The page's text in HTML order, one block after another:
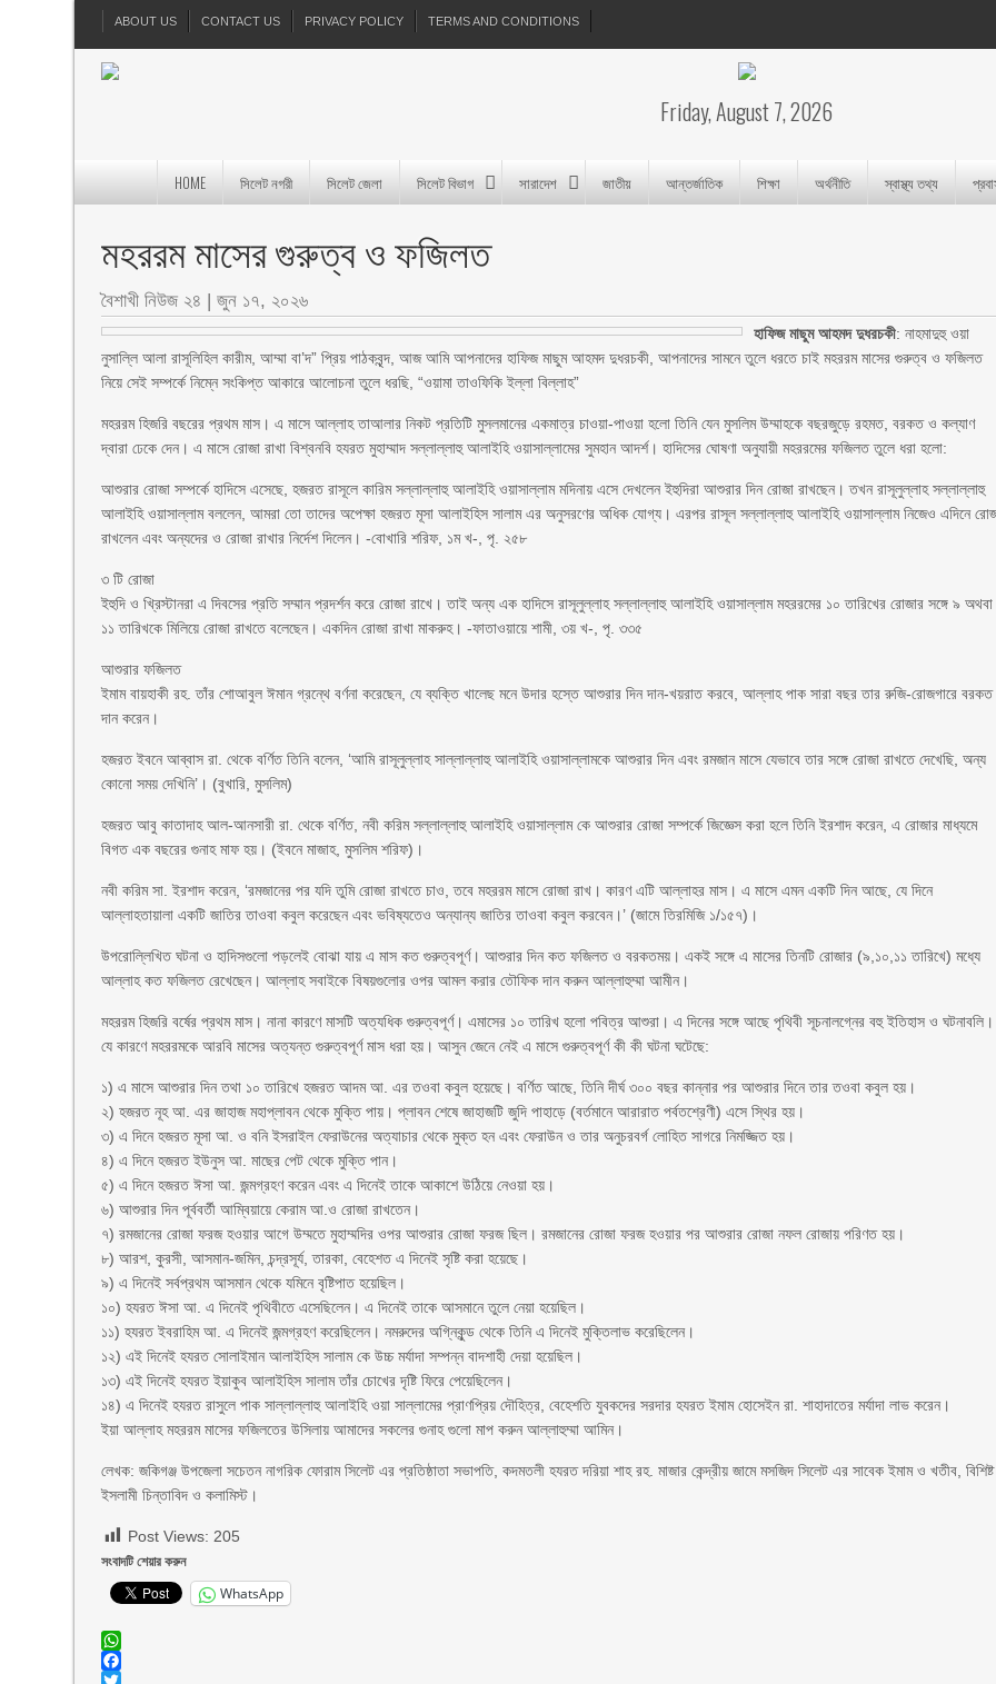
ABOUT US CONTACT US PRIVACY POLICY TERMS AND CONDITIONS
Friday, August 7, 2026
HOME সিলেট নগরী সিলেট জেলা সিলেট বিভাগ সারাদেশ জাতীয় আন্তর্জাতিক শিক্ষা অর্থনীতি স্বাস্থ্য তথ্য
মহররম মাসের গুরুত্ব ও ফজিলত
বৈশাখী নিউজ ২৪ |জুন ১৭, ২০২৬
হাফিজ মাছুম আহমদ দুধরচকী: নাহমাদুহু ওয়া
নুসাল্লি আলা রাসূলিহিল কারীম, আম্মা বা’দ” প্রিয় পাঠকবৃন্দ, আজ আমি আপনাদের হাফিজ মাছুম আহমদ দুধরচকী, আপনাদের সামনে তুলে ধরতে চাই মহররম মাসের গুরুত্ব ও ফজিলত
নিয়ে সেই সম্পর্কে নিম্নে সংকিপ্ত আকারে আলোচনা তুলে ধরছি, “ওয়ামা তাওফিকি ইল্লা বিল্লাহ”
মহররম হিজরি বছরের প্রথম মাস। এ মাসে আল্লাহ তাআলার নিকট প্রতিটি মুসলমানের একমাত্র চাওয়া-পাওয়া হলো তিনি যেন মুসলিম উম্মাহকে বছরজুড়ে রহমত, বরকত ও কল্যাণ
দ্বারা ঢেকে দেন। এ মাসে রোজা রাখা বিশ্বনবি হযরত মুহাম্মাদ সল্লাল্লাহু আলাইহি ওয়াসাল্লামের সুমহান আদর্শ। হাদিসের ঘোষণা অনুযায়ী মহররমের ফজিলত তুলে ধরা হলো:
আশুরার রোজা সম্পর্কে হাদিসে এসেছে, হজরত রাসূলে কারিম সল্লাল্লাহু আলাইহি ওয়াসাল্লাম মদিনায় এসে দেখলেন ইহুদিরা আশুরার দিন রোজা রাখছেন। তখন রাসূলুল্লাহ সল্লাল্লাহু
আলাইহি ওয়াসাল্লাম বললেন, আমরা তো তাদের অপেক্ষা হজরত মূসা আলাইহিস সালাম এর অনুসরণের অধিক যোগ্য। এরপর রাসূল সল্লাল্লাহু আলাইহি ওয়াসাল্লাম নিজেও এদিনে
রাখলেন এবং অন্যদের ও রোজা রাখার নির্দেশ দিলেন। -বোখারি শরিফ, ১ম খ-, পৃ. ২৫৮
৩ টি রোজা
ইহুদি ও খ্রিস্টানরা এ দিবসের প্রতি সম্মান প্রদর্শন করে রোজা রাখে। তাই অন্য এক হাদিসে রাসূলুল্লাহ সল্লাল্লাহু আলাইহি ওয়াসাল্লাম মহররমের ১০ তারিখের রোজার সঙ্গে ৯ অথবা
১১ তারিখকে মিলিয়ে রোজা রাখতে বলেছেন। একদিন রোজা রাখা মাকরুহ। -ফাতাওয়ায়ে শামী, ৩য় খ-, পৃ. ৩৩৫
আশুরার ফজিলত
ইমাম বায়হাকী রহ. তাঁর শোআবুল ঈমান গ্রন্থে বর্ণনা করেছেন, যে ব্যক্তি খালেছ মনে উদার হস্তে আশুরার দিন দান-খয়রাত করবে, আল্লাহ পাক সারা বছর তার রুজি-রোজগারে বরকত
দান করেন।
হজরত ইবনে আব্বাস রা. থেকে বর্ণিত তিনি বলেন, ‘আমি রাসূলুল্লাহ সাল্লাল্লাহু আলাইহি ওয়াসাল্লামকে আশুরার দিন এবং রমজান মাসে যেভাবে তার সঙ্গে রোজা রাখতে দেখেছি, অন্য
কোনো সময় দেখিনি’। (বুখারি, মুসলিম)
হজরত আবু কাতাদাহ আল-আনসারী রা. থেকে বর্ণিত, নবী করিম সল্লাল্লাহু আলাইহি ওয়াসাল্লাম কে আশুরার রোজা সম্পর্কে জিজ্ঞেস করা হলে তিনি ইরশাদ করেন, এ রোজার মাধ্যমে
বিগত এক বছরের গুনাহ মাফ হয়। (ইবনে মাজাহ, মুসলিম শরিফ)।
নবী করিম সা. ইরশাদ করেন, ‘রমজানের পর যদি তুমি রোজা রাখতে চাও, তবে মহররম মাসে রোজা রাখ। কারণ এটি আল্লাহর মাস। এ মাসে এমন একটি দিন আছে, যে দিনে
আল্লাহতায়ালা একটি জাতির তাওবা কবুল করেছেন এবং ভবিষ্যতেও অন্যান্য জাতির তাওবা কবুল করবেন।’ (জামে তিরমিজি ১/১৫৭)।
উপরোল্লিখিত ঘটনা ও হাদিসগুলো পড়লেই বোঝা যায় এ মাস কত গুরুত্বপূর্ণ। আশুরার দিন কত ফজিলত ও বরকতময়। একই সঙ্গে এ মাসের তিনটি রোজার (৯,১০,১১ তারিখে) মধ্যে
আল্লাহ কত ফজিলত রেখেছেন। আল্লাহ সবাইকে বিষয়গুলোর ওপর আমল করার তৌফিক দান করুন আল্লাহুম্মা আমীন।
মহররম হিজরি বর্ষের প্রথম মাস। নানা কারণে মাসটি অত্যধিক গুরুত্বপূর্ণ। এমাসের ১০ তারিখ হলো পবিত্র আশুরা। এ দিনের সঙ্গে আছে পৃথিবী সূচনালগ্নের বহু ইতিহাস ও ঘটনাবলি।
যে কারণে মহররমকে আরবি মাসের অত্যন্ত গুরুত্বপূর্ণ মাস ধরা হয়। আসুন জেনে নেই এ মাসে গুরুত্বপূর্ণ কী কী ঘটনা ঘটেছে:
১) এ মাসে আশুরার দিন তথা ১০ তারিখে হজরত আদম আ. এর তওবা কবুল হয়েছে। বর্ণিত আছে, তিনি দীর্ঘ ৩০০ বছর কান্নার পর আশুরার দিনে তার তওবা কবুল হয়।
২) হজরত নূহ আ. এর জাহাজ মহাপ্লাবন থেকে মুক্তি পায়। প্লাবন শেষে জাহাজটি জুদি পাহাড়ে (বর্তমানে আরারাত পর্বতশ্রেণী) এসে স্থির হয়।
৩) এ দিনে হজরত মূসা আ. ও বনি ইসরাইল ফেরাউনের অত্যাচার থেকে মুক্ত হন এবং ফেরাউন ও তার অনুচরবর্গ লোহিত সাগরে নিমজ্জিত হয়।
৪) এ দিনে হজরত ইউনুস আ. মাছের পেট থেকে মুক্তি পান।
৫) এ দিনে হজরত ঈসা আ. জন্মগ্রহণ করেন এবং এ দিনেই তাকে আকাশে উঠিয়ে নেওয়া হয়।
৬) আশুরার দিন পূর্ববর্তী আম্বিয়ায়ে কেরাম আ.ও রোজা রাখতেন।
৭) রমজানের রোজা ফরজ হওয়ার আগে উম্মতে মুহাম্মদির ওপর আশুরার রোজা ফরজ ছিল। রমজানের রোজা ফরজ হওয়ার পর আশুরার রোজা নফল রোজায় পরিণত হয়।
৮) আরশ, কুরসী, আসমান-জমিন, চন্দ্রসূর্য, তারকা, বেহেশত এ দিনেই সৃষ্টি করা হয়েছে।
৯) এ দিনেই সর্বপ্রথম আসমান থেকে যমিনে বৃষ্টিপাত হয়েছিল।
১০) হযরত ঈসা আ. এ দিনেই পৃথিবীতে এসেছিলেন। এ দিনেই তাকে আসমানে তুলে নেয়া হয়েছিল।
১১) হযরত ইবরাহিম আ. এ দিনেই জন্মগ্রহণ করেছিলেন। নমরুদের অগ্নিকুন্ড থেকে তিনি এ দিনেই মুক্তিলাভ করেছিলেন।
১২) এই দিনেই হযরত সোলাইমান আলাইহিস সালাম কে উচ্চ মর্যাদা সম্পন্ন বাদশাহী দেয়া হয়েছিল।
১৩) এই দিনেই হযরত ইয়াকুব আলাইহিস সালাম তাঁর চোখের দৃষ্টি ফিরে পেয়েছিলেন।
১৪) এ দিনেই হযরত রাসুলে পাক সাল্লাল্লাহু আলাইহি ওয়া সাল্লামের প্রাণপ্রিয় দৌহিত্র, বেহেশতি যুবকদের সরদার হযরত ইমাম হোসেইন রা. শাহাদাতের মর্যাদা লাভ করেন।
ইয়া আল্লাহ মহররম মাসের ফজিলতের উসিলায় আমাদের সকলের গুনাহ গুলো মাপ করুন আল্লাহুম্মা আমিন।
লেখক: জকিগঞ্জ উপজেলা সচেতন নাগরিক ফোরাম সিলেট এর প্রতিষ্ঠাতা সভাপতি, কদমতলী হযরত দরিয়া শাহ রহ. মাজার কেন্দ্রীয় জামে মসজিদ সিলেট এর সাবেক ইমাম ও খতীব, বিশিষ্ট
ইসলামী চিন্তাবিদ ও কলামিস্ট।
Post Views: 205
সংবাদটি শেয়ার করুন
WhatsApp
WhatsApp